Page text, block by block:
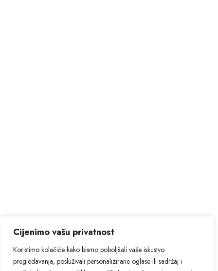
Cijenimo vašu privatnost
Koristimo kolačiće kako bismo poboljšali vaše iskustvo
pregledavanja, posluživali personalizirane oglase ili sadržaj i